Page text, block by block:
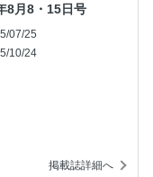
8月8・15日号
07/25
10/24
掲載誌詳細へ